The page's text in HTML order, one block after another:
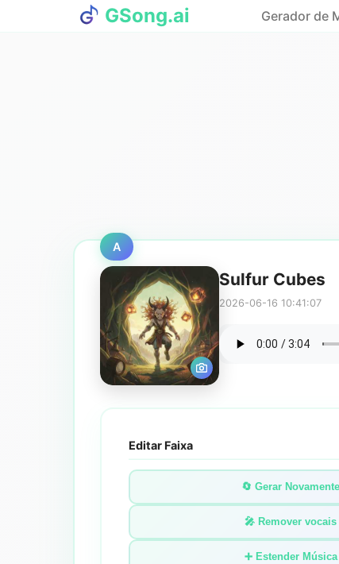
GSong.ai Gerador de
A
Sulfur Cubes
2026-06-16 10:41:07
Editar Faixa
🔄 Gerar Novamente
🎤 Remover vocais
➕ Estender Música